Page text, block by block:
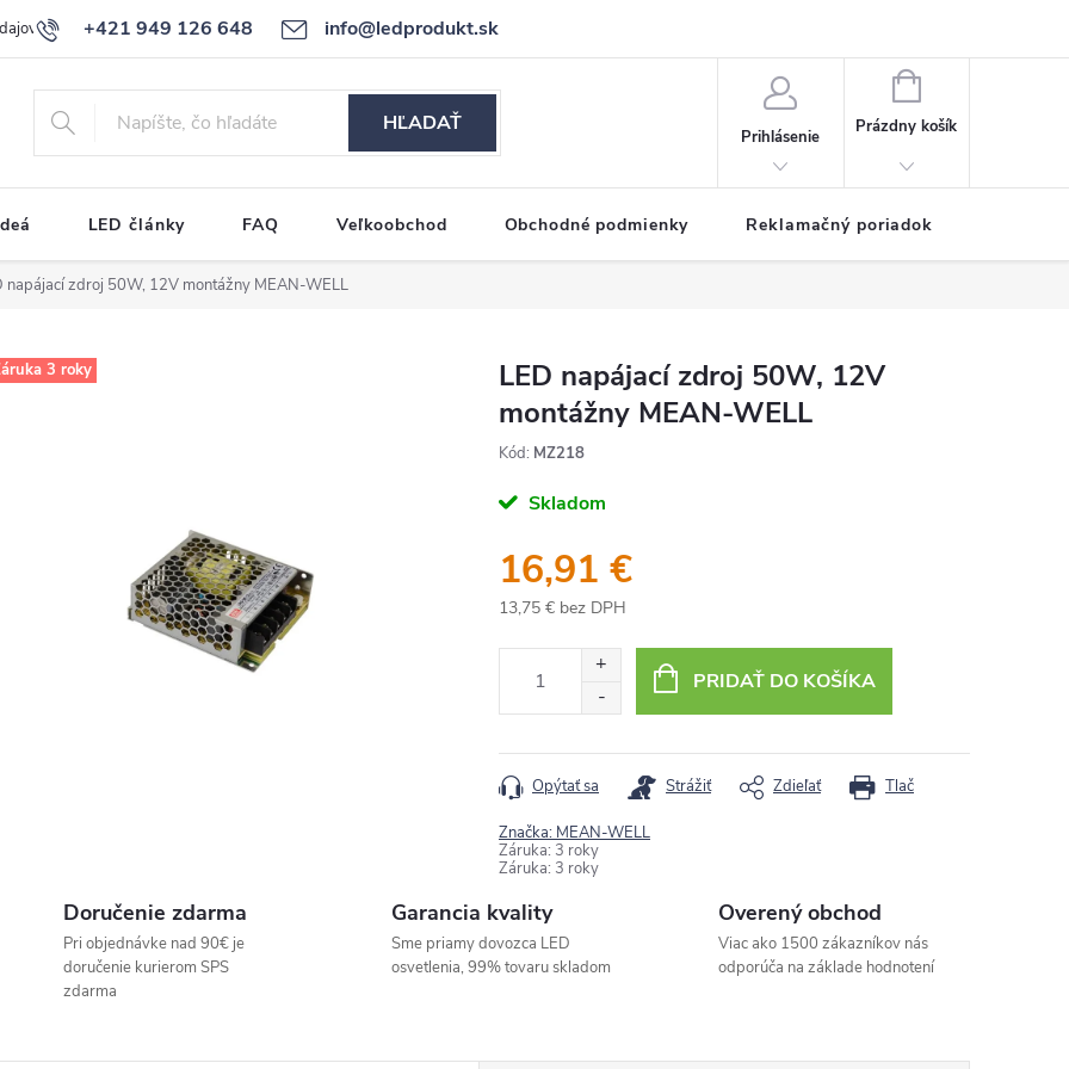
+421 949 126 648 info@ledprodukt.sk
Reklamačný poriadok
HĽADAŤ
Prihlásenie
NÁKUPNÝ
KOŠÍK
Prázdny košík
LED články FAQ Veľkoobchod Obchodné podmienky Reklamačný poriadok
napájací zdroj 50W, 12V montážny MEAN-WELL
3 roky
LED napájací zdroj 50W, 12V
montážny MEAN-WELL
Kód: MZ218
Skladom
16,91 €
13,75 € bez DPH
cena:
PRIDAŤ DO KOŠÍKA
Tlač
Opýtať sa Strážiť Zdieľať
Značka: MEAN-WELL
Záruka: 3 roky
Záruka: 3 roky
Doručenie zdarma
Pri objednávke nad 90€ je
doručenie kurierom SPS
zdarma
Garancia kvality
Sme priamy dovozca LED
osvetlenia, 99% tovaru skladom
Overený obchod
Viac ako 1500 zákazníkov nás
odporúča na základe hodnotení